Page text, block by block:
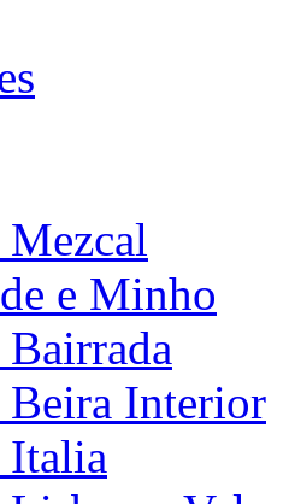
Mezcal
e Minho
Beira Interior
Italia